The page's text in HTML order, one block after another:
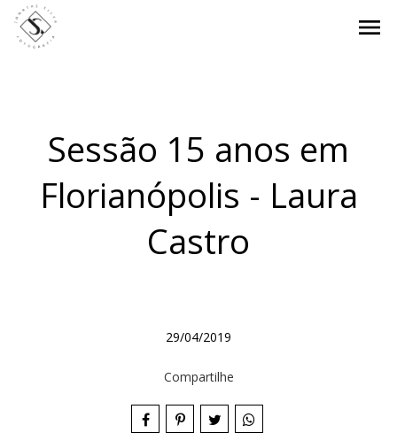
menu
Sessão 15 anos em
Florianópolis - Laura
Castro
29/04/2019
Compartilhe